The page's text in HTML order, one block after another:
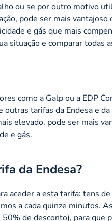
ou se por outro motivo
pode ser mais
e gás que mais
situação e comparar todas
como a Galp ou a EDP
tarifas da Endesa e
elevado, pode ser mais
e gás.
da Endesa?
aceder a esta tarifa: tens de
a cada quinze minutos.
de desconto), para que